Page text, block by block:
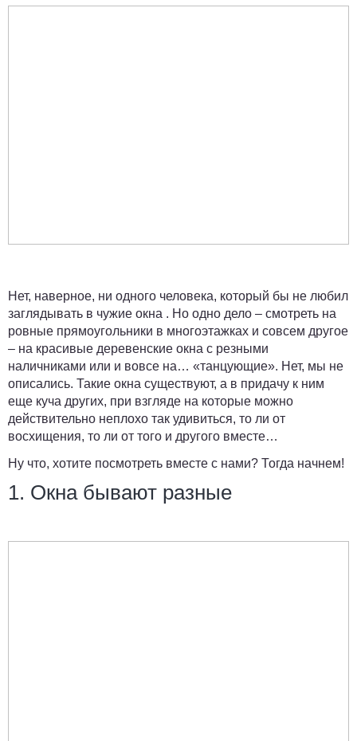
Нет, наверное, ни одного человека, который бы не любил
заглядывать в чужие окна . Но одно дело – смотреть на
ровные прямоугольники в многоэтажках и совсем другое
– на красивые деревенские окна с резными
наличниками или и вовсе на… «танцующие». Нет, мы не
описались. Такие окна существуют, а в придачу к ним
еще куча других, при взгляде на которые можно
действительно неплохо так удивиться, то ли от
восхищения, то ли от того и другого вместе…
Ну что, хотите посмотреть вместе с нами? Тогда начнем!
1. Окна бывают разные